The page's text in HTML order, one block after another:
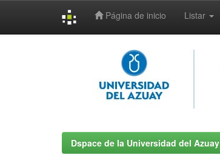
Página de inicio Listar
Dspace de la Universidad del Azuay